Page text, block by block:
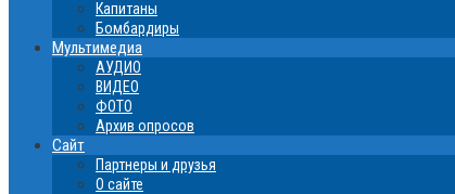
Капитаны
Бомбардиры
Мультимедиа
АУДИО
ВИДЕО
ФОТО
Архив опросов
Сайт
Партнеры и друзья
О сайте